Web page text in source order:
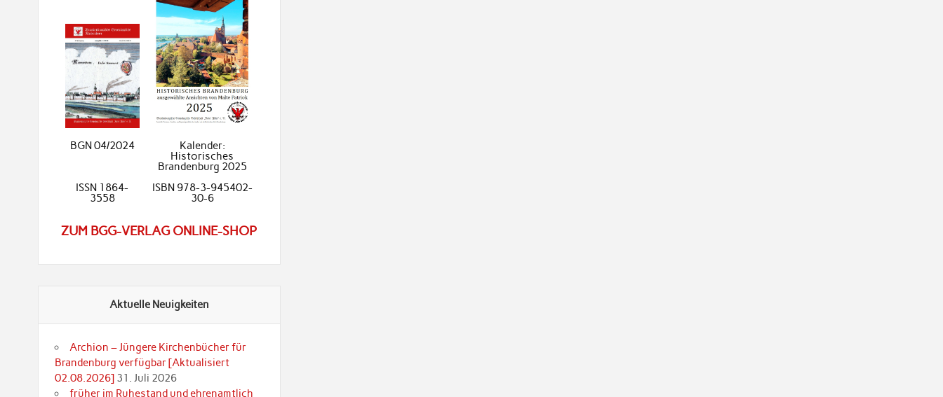
BGN 04/2024
Kalender:
Historisches
Brandenburg 2025
ISSN 1864-
3558
ISBN 978-3-945402-
30-6
ZUM BGG-VERLAG ONLINE-SHOP
Aktuelle Neuigkeiten
Archion – Jüngere Kirchenbücher für
Brandenburg verfügbar [Aktualisiert
02.08.2026] 31. Juli 2026
früher im Ruhestand und ehrenamtlich